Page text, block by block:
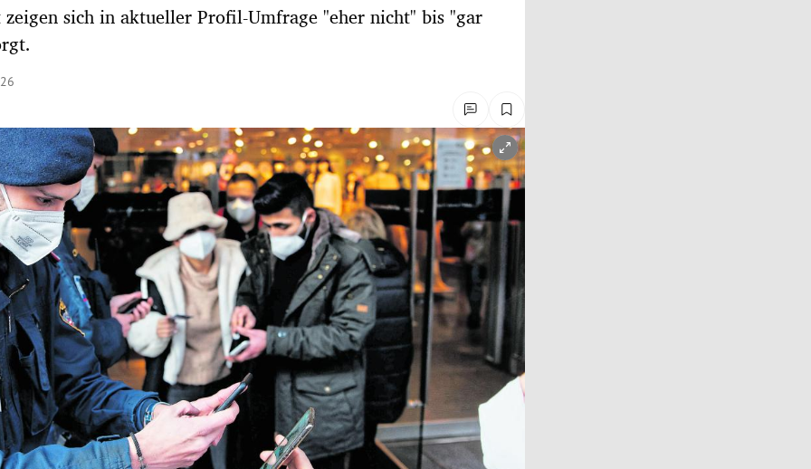
zeigen sich in aktueller Profil-Umfrage "eher nicht" bis "gar
öffnen/schließen